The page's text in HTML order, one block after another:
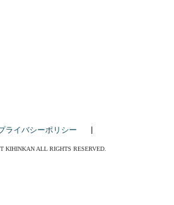
ライバシーポリシー
KIHINKAN ALL RIGHTS RESERVED.